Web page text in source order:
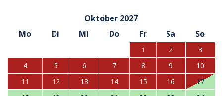
Oktober 2027
Mo
Di Mi Do Fr Sa So
1 2
3
4
5 6 7 8 9
10
11
12 13 14 15 16
17